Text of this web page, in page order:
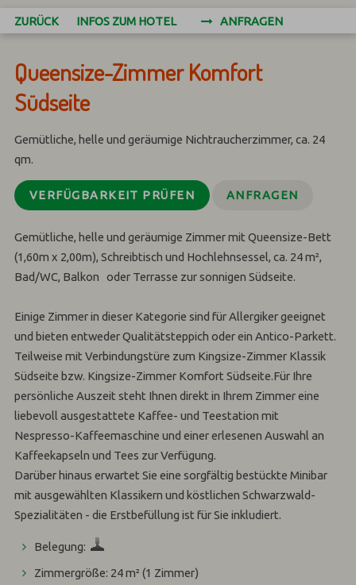
ZURÜCK INFOS ZUM HOTEL ANFRAGEN
Queensize-Zimmer Komfort
Südseite
Gemütliche, helle und geräumige Nichtraucherzimmer, ca. 24
qm.
VERFÜGBARKEIT PRÜFEN ANFRAGEN
Gemütliche, helle und geräumige Zimmer mit Queensize-Bett
(1,60m x 2,00m), Schreibtisch und Hochlehnsessel, ca. 24 m²,
Bad/WC, Balkon oder Terrasse zur sonnigen Südseite.
Einige Zimmer in dieser Kategorie sind für Allergiker geeignet
und bieten entweder Qualitätsteppich oder ein Antico-Parkett.
Teilweise mit Verbindungstüre zum Kingsize-Zimmer Klassik
Südseite bzw. Kingsize-Zimmer Komfort Südseite.Für Ihre
persönliche Auszeit steht Ihnen direkt in Ihrem Zimmer eine
liebevoll ausgestattete Kaffee- und Teestation mit
Nespresso-Kaffeemaschine und einer erlesenen Auswahl an
Kaffeekapseln und Tees zur Verfügung.
Darüber hinaus erwartet Sie eine sorgfältig bestückte Minibar
mit ausgewählten Klassikern und köstlichen Schwarzwald-
Spezialitäten - die Erstbefüllung ist für Sie inkludiert.
Belegung:
Zimmergröße: 24 m²(1 Zimmer)